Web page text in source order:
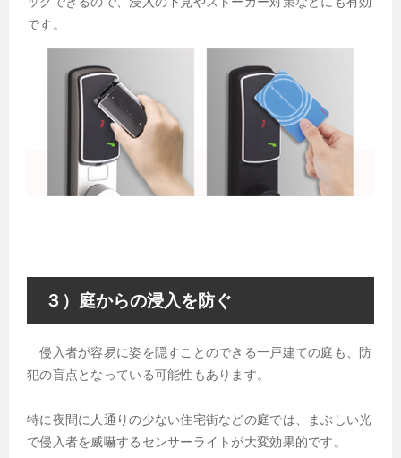
です。
３）庭からの浸入を防ぐ
侵入者が容易に姿を隠すことのできる一戸建ての庭も、防
犯の盲点となっている可能性もあります。
特に夜間に人通りの少ない住宅街などの庭では、まぶしい光
で侵入者を威嚇するセンサーライトが大変効果的です。